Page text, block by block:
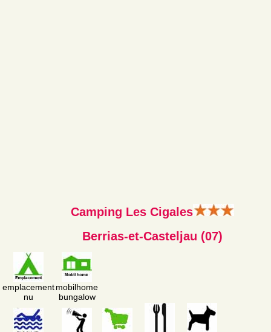
Camping Les Cigales
Berrias-et-Casteljau (07)
emplacement
nu
mobilhome
bungalow